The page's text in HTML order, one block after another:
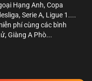
Hạng Anh, Copa
Serie A, Ligue 1....
phí cùng các bình
Giàng A Phò...